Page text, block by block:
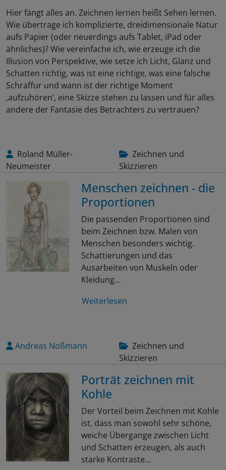
Hier fängt alles an. Zeichnen lernen heißt Sehen lernen.
Wie übertrage ich komplizierte, dreidimensionale Natur
aufs Papier (oder neuerdings aufs Tablet, iPad oder
ähnliches)? Wie vereinfache ich, wie erzeuge ich die
Illusion von Perspektive, wie setze ich Licht, Glanz und
Schatten richtig, was ist eine richtige, was eine falsche
Schraffur und wann ist der richtige Moment
‚aufzuhören’, eine Skizze stehen zu lassen und für alles
andere der Fantasie des Betrachters zu vertrauen?
Roland Müller-
Neumeister
Zeichnen und
Skizzieren
Menschen zeichnen - die
Proportionen
Die passenden Proportionen sind
beim Zeichnen bzw. Malen von
Menschen besonders wichtig.
Schattierungen und das
Ausarbeiten von Muskeln oder
Kleidung…
Weiterlesen
Andreas Noßmann
Zeichnen und
Skizzieren
Porträt zeichnen mit
Kohle
Der Vorteil beim Zeichnen mit Kohle
ist, dass man sowohl sehr schöne,
weiche Übergange zwischen Licht
und Schatten erzeugen, als auch
starke Kontraste…